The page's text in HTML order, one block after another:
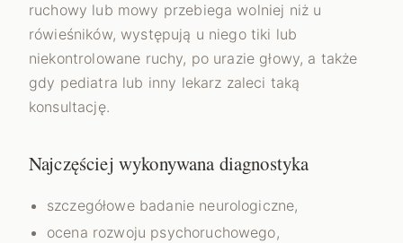
ruchowy lub mowy przebiega wolniej niż u
rówieśników, występują u niego tiki lub
niekontrolowane ruchy, po urazie głowy, a także
gdy pediatra lub inny lekarz zaleci taką
konsultację.
Najczęściej wykonywana diagnostyka
szczegółowe badanie neurologiczne,
ocena rozwoju psychoruchowego,